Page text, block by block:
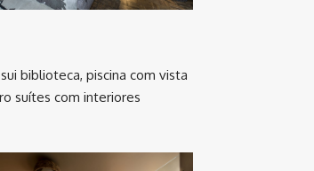
biblioteca, piscina com vista
suítes com interiores